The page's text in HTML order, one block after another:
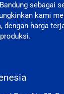
sebagai
kami
dengan harga